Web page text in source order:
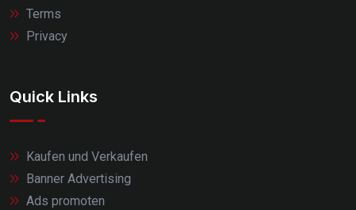
Terms
Privacy
Quick Links
Kaufen und Verkaufen
Banner Advertising
Ads promoten